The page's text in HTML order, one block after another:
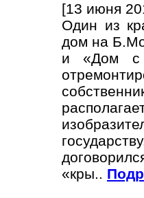
[13 июня
Один из
дом на
и «Дом с
«кры..